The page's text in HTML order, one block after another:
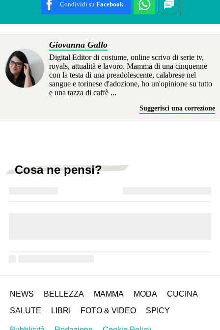
Condividi su Facebook
Giovanna Gallo
Digital Editor di costume, online scrivo di serie tv,
royals, attualità e lavoro. Mamma di una cinquenne
con la testa di una preadolescente, calabrese nel
sangue e torinese d'adozione, ho un'opinione su tutto
e una tazza di caffè ...
Suggerisci una correzione
Cosa ne pensi?
NEWS BELLEZZA MAMMA MODA
CUCINA
SALUTE
LIBRI FOTO & VIDEO SPICY